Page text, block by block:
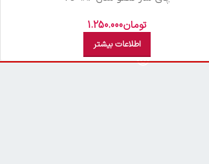
تومان1.250.000
اطلاعات بیشتر